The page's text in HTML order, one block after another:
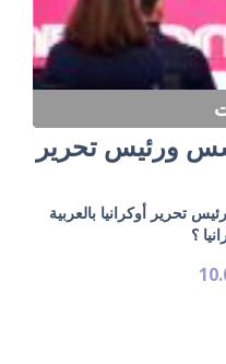
ورئيس تحرير
أوكرانيا بالعربية
؟